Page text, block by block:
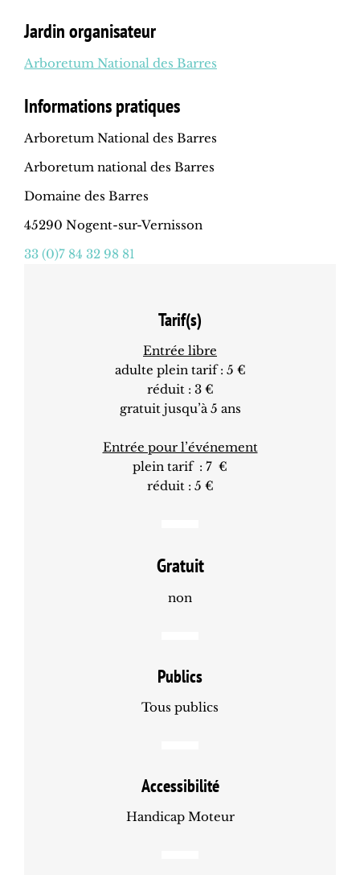
Jardin organisateur
Arboretum National des Barres
Informations pratiques
Arboretum National des Barres
Arboretum national des Barres
Domaine des Barres
45290 Nogent-sur-Vernisson
33 (0)7 84 32 98 81
Tarif(s)
Entrée libre
adulte plein tarif : 5 €
réduit : 3 €
gratuit jusqu’à 5 ans
Entrée pour l’événement
plein tarif : 7 €
réduit : 5 €
Gratuit
non
Publics
Tous publics
Accessibilité
Handicap Moteur